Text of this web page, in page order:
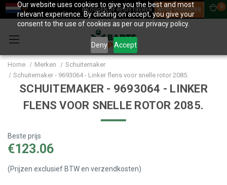
Our website uses cookies to give you the best and most
relevant experience. By clicking on accept, you give your
consent to the use of cookies as per our privacy policy.
Deny Accept
INLOGGEN OF REGISTREREN WORD VERKOPER
0
Home Merken
Schuitemaker
Schuitemaker - 9693064 - Linker flens voor snelle rotor 2085.
SCHUITEMAKER - 9693064 - LINKER
FLENS VOOR SNELLE ROTOR 2085.
Beste prijs
€123.06
(Prijzen exclusief BTW en verzendkosten)